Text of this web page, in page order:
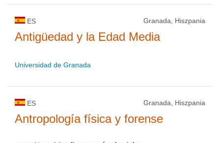
ES Granada, Hiszpania
Antigüedad y la Edad Media
Universidad de Granada
ES Granada, Hiszpania
Antropología física y forense